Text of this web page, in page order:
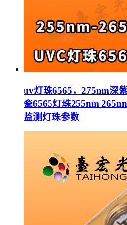
uv灯珠6565，275nm深
瓷6565灯珠255nm
监测灯珠参数